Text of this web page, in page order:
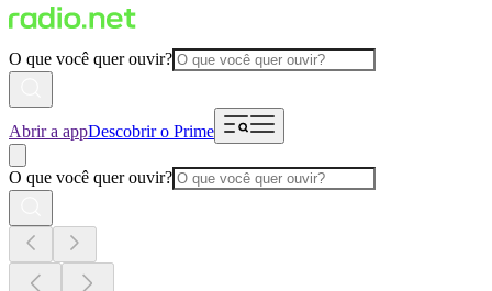
O que você quer ouvir?
Abrir a appDescobrir o Prime
O que você quer ouvir?